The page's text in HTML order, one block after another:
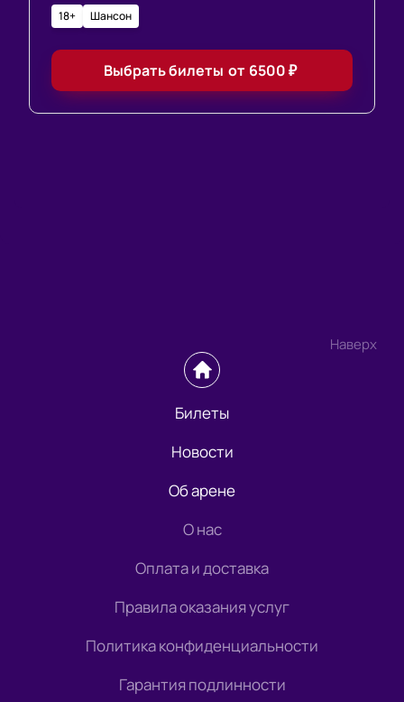
18+ Шансон
Выбрать билеты от 6500₽
Наверх
Билеты
Новости
Об арене
О нас
Оплата и доставка
Правила оказания услуг
Политика конфиденциальности
Гарантия подлинности